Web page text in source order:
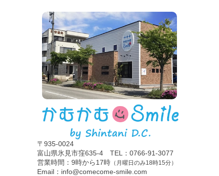
〒935-0024
富山県氷見市窪635-4 TEL：0766-91-3077
営業時間：9時から17時 （月曜日のみ18時15分）
Email：info@comecome-smile.com